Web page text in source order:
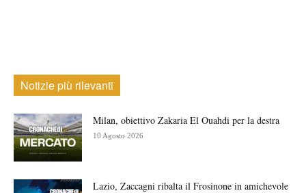
Notizie più rilevanti
Milan, obiettivo Zakaria El Ouahdi per la destra
10 Agosto 2026
Lazio, Zaccagni ribalta il Frosinone in amichevole